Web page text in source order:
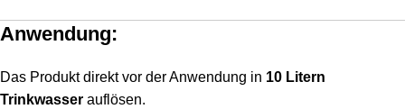
Anwendung:
Das Produkt direkt vor der Anwendung in 10 Litern
Trinkwasser auflösen.